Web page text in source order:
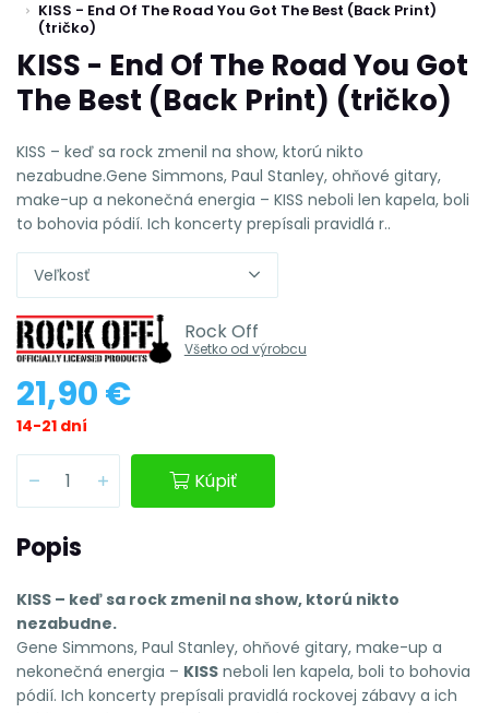
KISS - End Of The Road You Got The Best (Back Print)
(tričko)
KISS - End Of The Road You Got
The Best (Back Print) (tričko)
KISS – keď sa rock zmenil na show, ktorú nikto
nezabudne.Gene Simmons, Paul Stanley, ohňové gitary,
make-up a nekonečná energia – KISS neboli len kapela, boli
to bohovia pódií. Ich koncerty prepísali pravidlá r..
Veľkosť
Rock Off
Všetko od výrobcu
21,90 €
14-21 dní
Kúpiť
Popis
KISS – keď sa rock zmenil na show, ktorú nikto
nezabudne.
Gene Simmons, Paul Stanley, ohňové gitary, make-up a
nekonečná energia – KISS neboli len kapela, boli to bohovia
pódií. Ich koncerty prepísali pravidlá rockovej zábavy a ich